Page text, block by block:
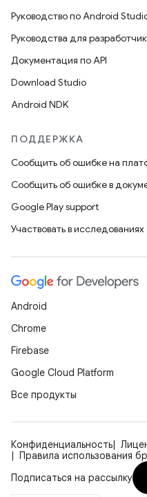
Руководство по Android
Руководства для
Документация по API
Download Studio
Android NDK
ПОДДЕРЖКА
Сообщить об ошибке на
Сообщить об ошибке в
Google Play support
Участвовать в исследованиях
Android
Chrome
Firebase
Google Cloud Platform
Все продукты
Конфиденциальность
Правила использования
Подписаться на рассылку